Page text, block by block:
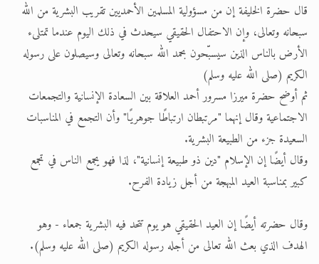
قال حضرة الخليفة إن من مسؤولية المسلمين الأحمديين تقريب البشرية من الله
سبحانه وتعالى، وإن الاحتفال الحقيقي سيحدث في ذلك اليوم عندما تمتلىء
الأرض بالناس الذين سيسبّحون بحمد الله سبحانه وتعالى وسيصلون على رسوله
الكريم (صلى الله عليه وسلم)
ثم أوضح حضرة ميرزا مسرور أحمد العلاقة بين السعادة الإنسانية والتجمعات
الاجتماعية وقال إنهما "مرتبطان ارتباطًا جوهريًا" وأن التجمع في المناسبات
السعيدة جزء من الطبيعة البشرية.
وقال أيضًا إن الإسلام "دين ذو طبيعة إنسانية"، لذا فهو يجمع الناس في تجمع
كبير بمناسبة العيد المبهجة من أجل زيادة الفرح.
وقال حضرته أيضًا إن العيد الحقيقي هو يوم تتحد فيه البشرية جمعاء - وهو
الهدف الذي بعث الله تعالى من أجله رسوله الكريم (صلى الله عليه وسلم).